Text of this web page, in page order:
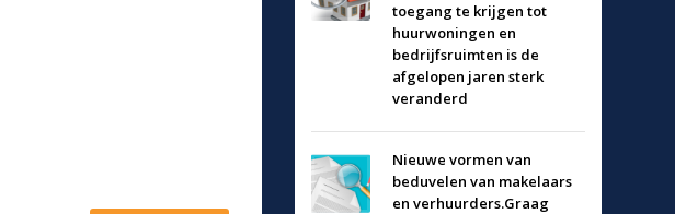
toegang te krijgen tot
huurwoningen en
bedrijfsruimten is de
afgelopen jaren sterk
veranderd
Nieuwe vormen van
beduvelen van makelaars
en verhuurders.Graag